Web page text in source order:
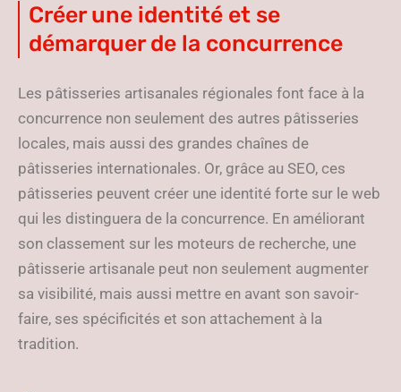
Créer une identité et se
démarquer de la concurrence
Les pâtisseries artisanales régionales font face à la
concurrence non seulement des autres pâtisseries
locales, mais aussi des grandes chaînes de
pâtisseries internationales. Or, grâce au SEO, ces
pâtisseries peuvent créer une identité forte sur le web
qui les distinguera de la concurrence. En améliorant
son classement sur les moteurs de recherche, une
pâtisserie artisanale peut non seulement augmenter
sa visibilité, mais aussi mettre en avant son savoir-
faire, ses spécificités et son attachement à la
tradition.